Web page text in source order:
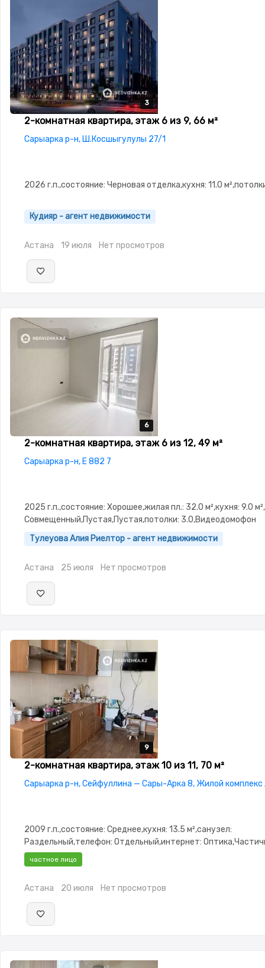
3
3
3
2-комнатная квартира, этаж 6 из 9, 66 м²
Сарыарка р-н, Ш.Косшыгулулы 27/1
2026 г.п.,состояние: Черновая отделка,кухня: 11.0
Кудияр - агент недвижимости
Астана 19 июля Нет просмотров
6
6
6
6
6
2-комнатная квартира, этаж 6 из 12, 49 м²
Сарыарка р-н, E 882 7
2025 г.п.,состояние: Хорошее,жилая пл.: 32.0 м²,кухня: 9.0
Совмещенный,Пустая,Пустая,потолки: 3.0,Видеодомофон
Тулеуова Алия Риелтор - агент недвижимости
Астана 25 июля Нет просмотров
9
9
9
9
9
2-комнатная квартира, этаж 10 из 11, 70 м²
Сарыарка р-н, Сейфуллина — Сары-Арка 8, Жилой комплекс
2009 г.п.,состояние: Среднее,кухня: 13.5 м²,санузел:
Раздельный,телефон: Отдельный,интернет:
меблирована,Частично меблирована,потолки: 3.0,паркинг:
Паркинг,Домофон,Видеонаблюдение
частное лицо
Астана 20 июля Нет просмотров